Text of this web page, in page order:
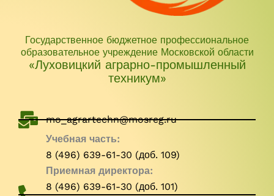
Государственное бюджетное профессиональное
образовательное учреждение Московской области
«Луховицкий аграрно-промышленный
техникум»
mo_agrartechn@mosreg.ru
Учебная часть:
8 (496) 639-61-30 (доб. 109)
Приемная директора:
8 (496) 639-61-30 (доб. 101)